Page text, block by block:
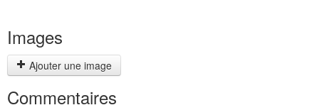
Images
Ajouter une image
Commentaires